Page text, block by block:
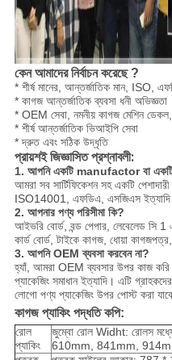
কেন আমাদের নির্বাচন করেছে ?
* শীর্ষ মানের, আন্তর্জাতিক মান, ISO,
* কাগজ আন্তর্জাতিক ব্যবসা ধনী অভিজ্ঞতা
* OEM সেবা, নমনীয় কাগজ মেশিন ডেকল,
* শীর্ষ আন্তর্জাতিক ভিআইপি সেবা
* দ্রুত এবং সঠিক উদ্ধৃতি
প্রায়শই জিজ্ঞাসিত প্রশ্নাবলী:
1. আপনি একটি manufactor বা একটি
আমরা সব সার্টিফিকেশন সহ একটি
ISO14001, এফডিএ, এসজিএস
2. আপনার পণ্য পরিসীমা কি?
আইভরি বোর্ড, বন্ড পেপার, লেবেলেড সি 1
কার্ড বোর্ড, টাইকে কাগজ, ধোয়া
3. আপনি OEM ব্যবসা করবেন না?
হ্যাঁ, আমরা OEM ব্যবসার উপর কাজ করি
প্যাকেজিং সমাধান ইত্যাদি। এটি
লোগো পণ্য প্যাকেজিং উপর পোস্ট করা
কাগজ প্যাকিং পদ্ধতি কপি:
রোল
প্যাকিং
জুম্বো রোল Widht: রোলস
610mm, 841mm,